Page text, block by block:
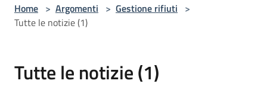
Home > Argomenti > Gestione rifiuti >
Tutte le notizie (1)
Tutte le notizie (1)